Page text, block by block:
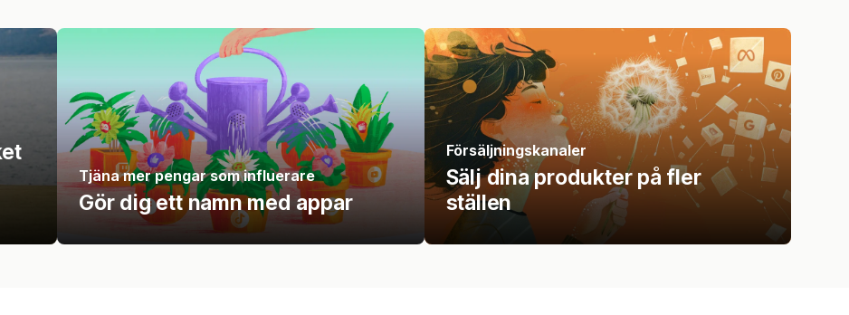
Tjäna mer pengar som influerare
Gör dig ett namn med appar
Försäljningskanaler
Sälj dina produkter på fler
ställen